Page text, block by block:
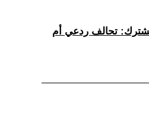
تحالف ردعي أم